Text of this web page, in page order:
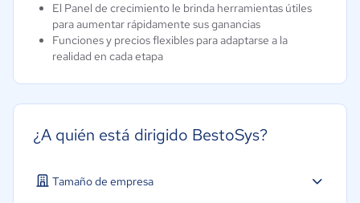
El Panel de crecimiento le brinda herramientas útiles
para aumentar rápidamente sus ganancias
Funciones y precios flexibles para adaptarse a la
realidad en cada etapa
¿A quién está dirigido BestoSys?
Tamaño de empresa